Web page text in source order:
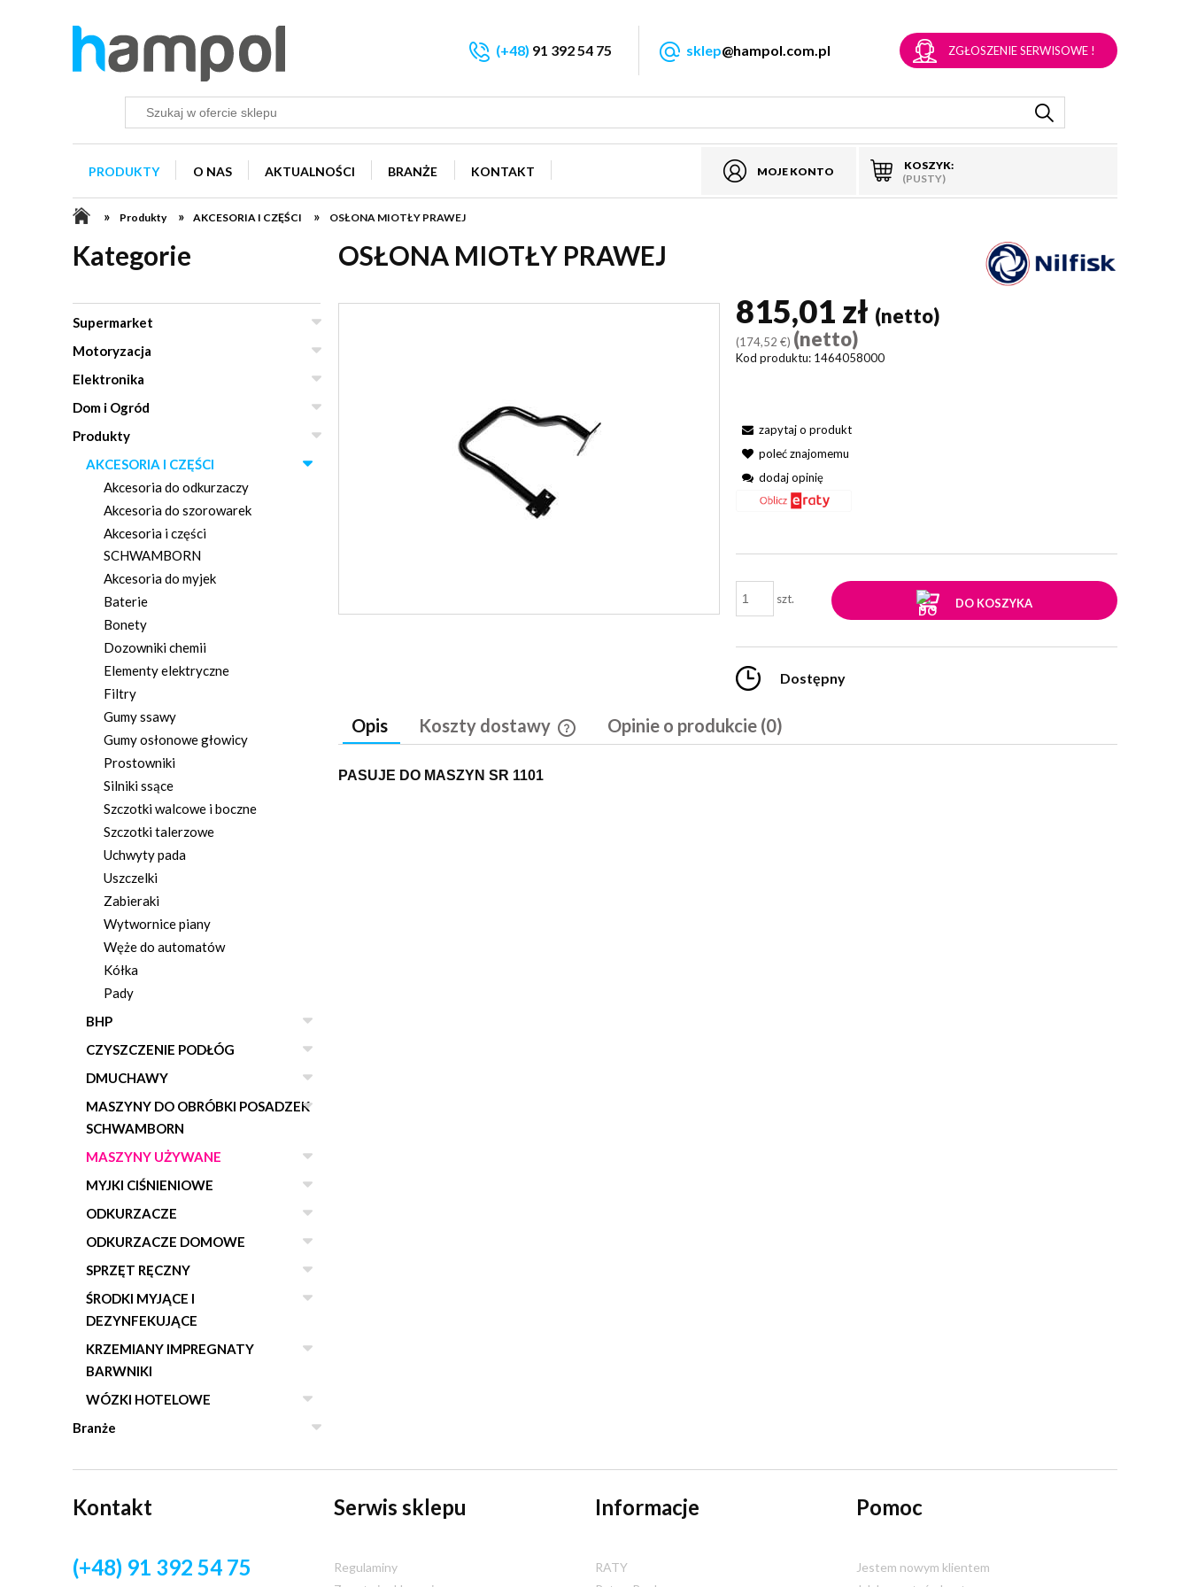
MOJE KONTO
KOSZYK:
(PUSTY)
(+48) 91 392 54 75 sklep@hampol.com.pl ZGŁOSZENIE SERWISOWE !
PRODUKTY O NAS AKTUALNOŚCI BRANŻE KONTAKT
» Produkty » AKCESORIA I CZĘŚCI » OSŁONA MIOTŁY PRAWEJ
Kategorie
Supermarket
Motoryzacja
Elektronika
Dom i Ogród
Produkty
AKCESORIA I CZĘŚCI
Akcesoria do odkurzaczy
Akcesoria do szorowarek
Akcesoria i części
SCHWAMBORN
Akcesoria do myjek
Baterie
Bonety
Dozowniki chemii
Elementy elektryczne
Filtry
Gumy ssawy
Gumy osłonowe głowicy
Prostowniki
Silniki ssące
Szczotki walcowe i boczne
Szczotki talerzowe
Uchwyty pada
Uszczelki
Zabieraki
Wytwornice piany
Węże do automatów
Kółka
Pady
BHP
CZYSZCZENIE PODŁÓG
DMUCHAWY
MASZYNY DO OBRÓBKI POSADZEK
SCHWAMBORN
MASZYNY UŻYWANE
MYJKI CIŚNIENIOWE
ODKURZACZE
ODKURZACZE DOMOWE
SPRZĘT RĘCZNY
ŚRODKI MYJĄCE I
DEZYNFEKUJĄCE
KRZEMIANY IMPREGNATY
BARWNIKI
WÓZKI HOTELOWE
Branże
OSŁONA MIOTŁY PRAWEJ
815,01 zł (netto)
(174,52 €) (netto)
Kod produktu: 1464058000
zapytaj o produkt
poleć znajomemu
dodaj opinię
szt. DO KOSZYKA
Dostępny
Opis Koszty dostawy Opinie o produkcie (0)
PASUJE DO MASZYN SR 1101
Kontakt
(+48) 91 392 54 75
Serwis sklepu
Regulaminy
Informacje
RATY
Pomoc
Jestem nowym klientem